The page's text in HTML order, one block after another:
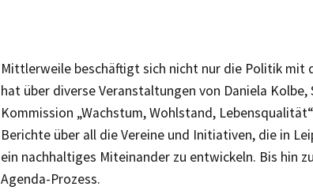
Mittlerweile beschäftigt sich nicht nur die Politik mit
hat über diverse Veranstaltungen von Daniela
Kommission „Wachstum, Wohlstand,
Berichte über all die Vereine und Initiativen, die in
ein nachhaltiges Miteinander zu entwickeln. Bis hin
Agenda-Prozess.